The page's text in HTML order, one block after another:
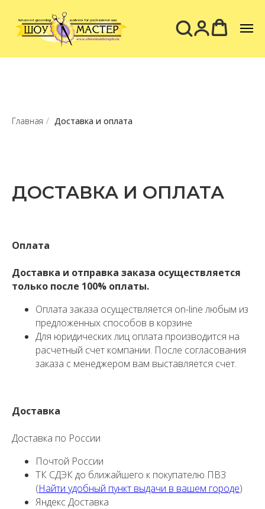
Главная / Доставка и оплата
ДОСТАВКА И ОПЛАТА
Оплата
Доставка и отправка заказа осуществляется
только после 100% оплаты.
Оплата заказа осуществляется on-line любым из
предложенных способов в корзине
Для юридических лиц оплата производится на
расчетный счет компании. После согласования
заказа с менеджером вам выставляется счет.
Доставка
Доставка по России
Почтой России
ТК СДЭК до ближайшего к покупателю ПВЗ
(Найти удобный пункт выдачи в вашем городе)
Яндекс Доставка